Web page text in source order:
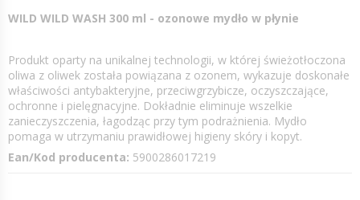
WILD WILD WASH 300 ml - ozonowe mydło w płynie
Produkt oparty na unikalnej technologii, w której świeżotłoczona
oliwa z oliwek została powiązana z ozonem, wykazuje doskonałe
właściwości antybakteryjne, przeciwgrzybicze, oczyszczające,
ochronne i pielęgnacyjne. Dokładnie eliminuje wszelkie
zanieczyszczenia, łagodząc przy tym podrażnienia. Mydło
pomaga w utrzymaniu prawidłowej higieny skóry i kopyt.
Ean/Kod producenta: 5900286017219